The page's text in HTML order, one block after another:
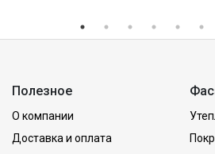
Полезное
О компании
Доставка и оплата